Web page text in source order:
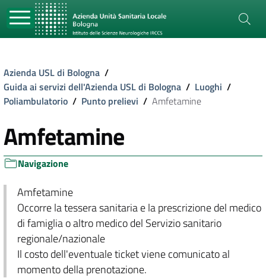
Azienda USL di Bologna /
Guida ai servizi dell'Azienda USL di Bologna / Luoghi /
Poliambulatorio / Punto prelievi / Amfetamine
Amfetamine
Navigazione
Amfetamine
Occorre la tessera sanitaria e la prescrizione del medico
di famiglia o altro medico del Servizio sanitario
regionale/nazionale
Il costo dell'eventuale ticket viene comunicato al
momento della prenotazione.